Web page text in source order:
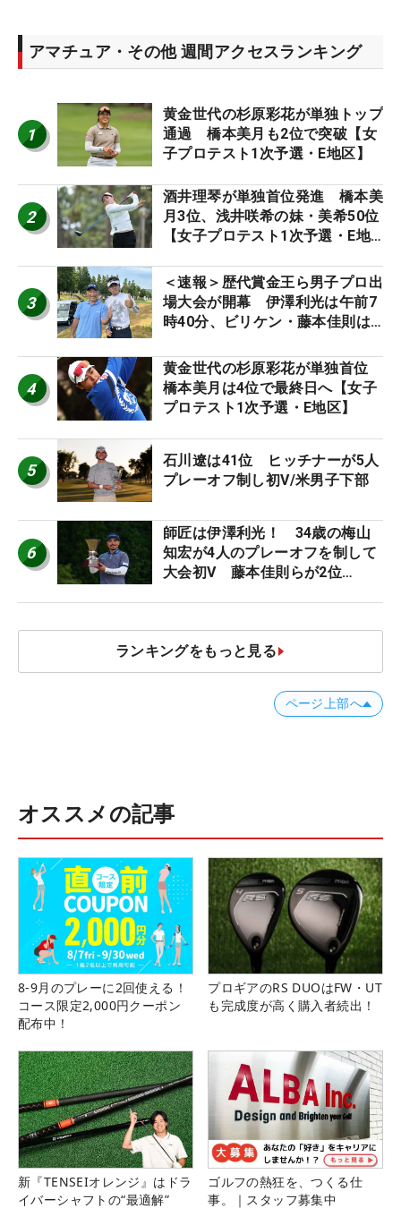
アマチュア・その他 週間アクセスランキング
1
黄金世代の杉原彩花が単独トップ
通過 橋本美月も2位で突破【女
子プロテスト1次予選・E地区】
2
酒井理琴が単独首位発進 橋本美
月3位、浅井咲希の妹・美希50位
【女子プロテスト1次予選・E地
3
＜速報＞歴代賞金王ら男子プロ出
場大会が開幕 伊澤利光は午前7
時40分、ビリケン・藤本佳則は
STAGE JOYX OPEN】
4
黄金世代の杉原彩花が単独首位
橋本美月は4位で最終日へ【女子
プロテスト1次予選・E地区】
5
石川遼は41位 ヒッチナーが5人
プレーオフ制し初V/米男子下部
6
師匠は伊澤利光！ 34歳の梅山
知宏が4人のプレーオフを制して
大会初V 藤本佳則らが2位
ランキングをもっと見る
ページ上部へ
オススメの記事
8-9月のプレーに2回使える！
コース限定2,000円クーポン
配布中！
プロギアのRS DUOはFW・UT
も完成度が高く購入者続出！
新『TENSEIオレンジ』はドラ
イバーシャフトの“最適解”
ゴルフの熱狂を、つくる仕
事。｜スタッフ募集中